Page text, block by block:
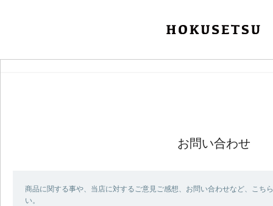
お問い合わせ
商品に関する事や、当店に対するご意見ご感想、お問い合わせなど、こち
い。